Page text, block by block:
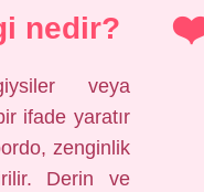
nedir?
veya
ifade yaratır
zenginlik
Derin ve